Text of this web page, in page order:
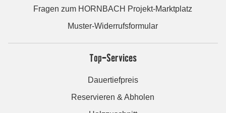
Fragen zum HORNBACH Projekt-Marktplatz
Muster-Widerrufsformular
Top-Services
Dauertiefpreis
Reservieren & Abholen